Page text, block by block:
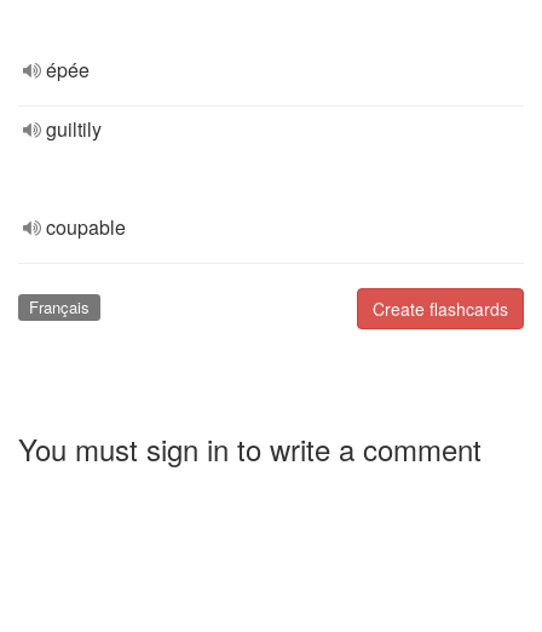
épée
guiltily
coupable
Create flashcards
Français
You must sign in to write a comment